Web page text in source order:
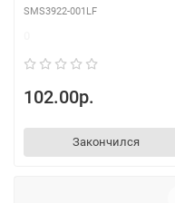
SMS3922-001LF
102.00р.
Закончился